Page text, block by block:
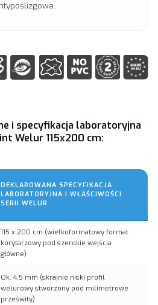
i specyfikacja laboratoryjna
Welur 115x200 cm:
DEKLAROWANA SPECYFIKACJA
LABORATORYJNA I WŁAŚCIWOŚCI
SERII WELUR
115 x 200 cm (wielkoformatowy format
korytarzowy pod szerokie wejścia
główne)
Ok. 4.5 mm (skrajnie niski profil
welurowy stworzony pod milimetrowe
prześwity)